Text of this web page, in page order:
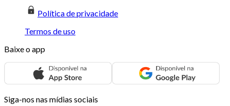
Política de privacidade
Termos de uso
Baixe o app
Siga-nos nas mídias sociais